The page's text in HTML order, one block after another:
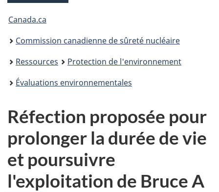
Vous
êtes
ici
Canada.ca
Commission canadienne de sûreté nucléaire
Ressources
Protection de l'environnement
Évaluations environnementales
Réfection proposée pour
prolonger la durée de vie
et poursuivre
l'exploitation de Bruce A